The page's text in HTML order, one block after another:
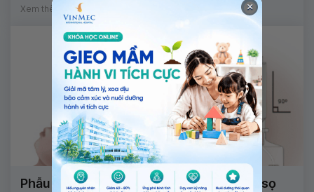
Xem thêm
Phẫu thuật tạo hình khuyết hổng xương sọ
×